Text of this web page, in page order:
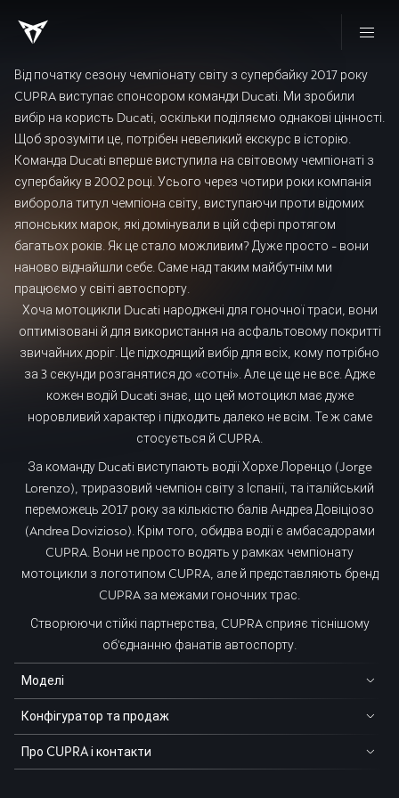
Від початку сезону чемпіонату світу з супербайку 2017 року
CUPRA виступає спонсором команди Ducati. Ми зробили
вибір на користь Ducati, оскільки поділяємо однакові цінності.
Щоб зрозуміти це, потрібен невеликий екскурс в історію.
Команда Ducati вперше виступила на світовому чемпіонаті з
супербайку в 2002 році. Усього через чотири роки компанія
виборола титул чемпіона світу, виступаючи проти відомих
японських марок, які домінували в цій сфері протягом
багатьох років. Як це стало можливим? Дуже просто - вони
наново віднайшли себе. Саме над таким майбутнім ми
працюємо у світі автоспорту.
Хоча мотоцикли Ducati народжені для гоночної траси, вони
оптимізовані й для використання на асфальтовому покритті
звичайних доріг. Це підходящий вибір для всіх, кому потрібно
за 3 секунди розганятися до «сотні». Але це ще не все. Адже
кожен водій Ducati знає, що цей мотоцикл має дуже
норовливий характер і підходить далеко не всім. Те ж саме
стосується й CUPRA.
За команду Ducati виступають водії Хорхе Лоренцо (Jorge
Lorenzo), триразовий чемпіон світу з Іспанії, та італійський
переможець 2017 року за кількістю балів Андреа Довіціозо
(Andrea Dovizioso). Крім того, обидва водії є амбасадорами
CUPRA. Вони не просто водять у рамках чемпіонату
мотоцикли з логотипом CUPRA, але й представляють бренд
CUPRA за межами гоночних трас.
Створюючи стійкі партнерства, CUPRA сприяє тіснішому
об'єднанню фанатів автоспорту.
Моделі
Конфігуратор та продаж
Про CUPRA і контакти